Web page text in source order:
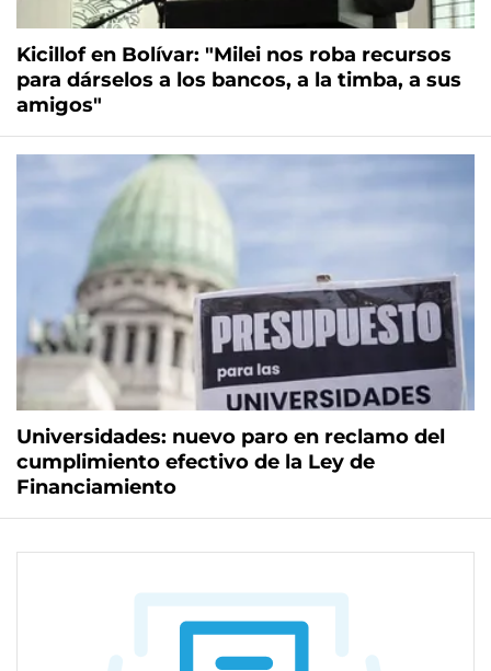
Kicillof en Bolívar: "Milei nos roba recursos
para dárselos a los bancos, a la timba, a sus
amigos"
Universidades: nuevo paro en reclamo del
cumplimiento efectivo de la Ley de
Financiamiento